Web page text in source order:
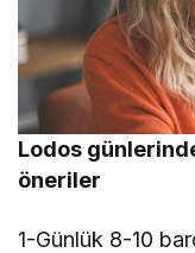
Lodos
öneriler
1-Günlük 8-10